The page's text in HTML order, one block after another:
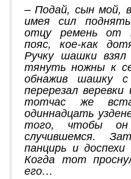
– Подай, сын мой,
имея сил
отцу ремень от
пояс, кое-как
Ручку шашки
тянуть ножны к
обнажив шашку с
перерезал
тотчас же
одиннадцать
того, чтобы он
случившемся.
панцирь и
Когда тот
его…